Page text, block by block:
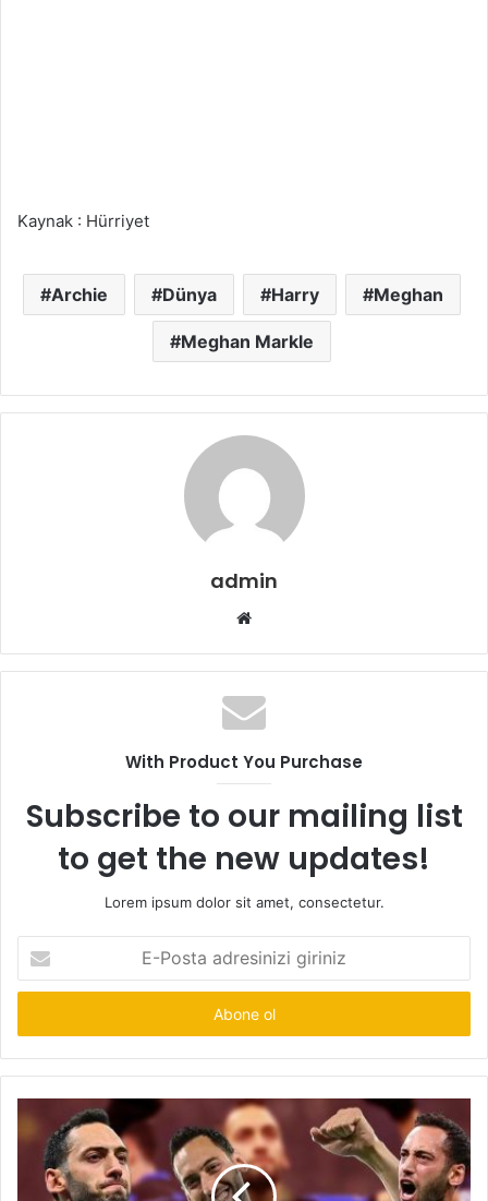
Kaynak : Hürriyet
Archie Dünya Harry Meghan
Meghan Markle
admin
Web
With Product You Purchase
Subscribe to our mailing list
to get the new updates!
Lorem ipsum dolor sit amet, consectetur.
Posta
adresinizi